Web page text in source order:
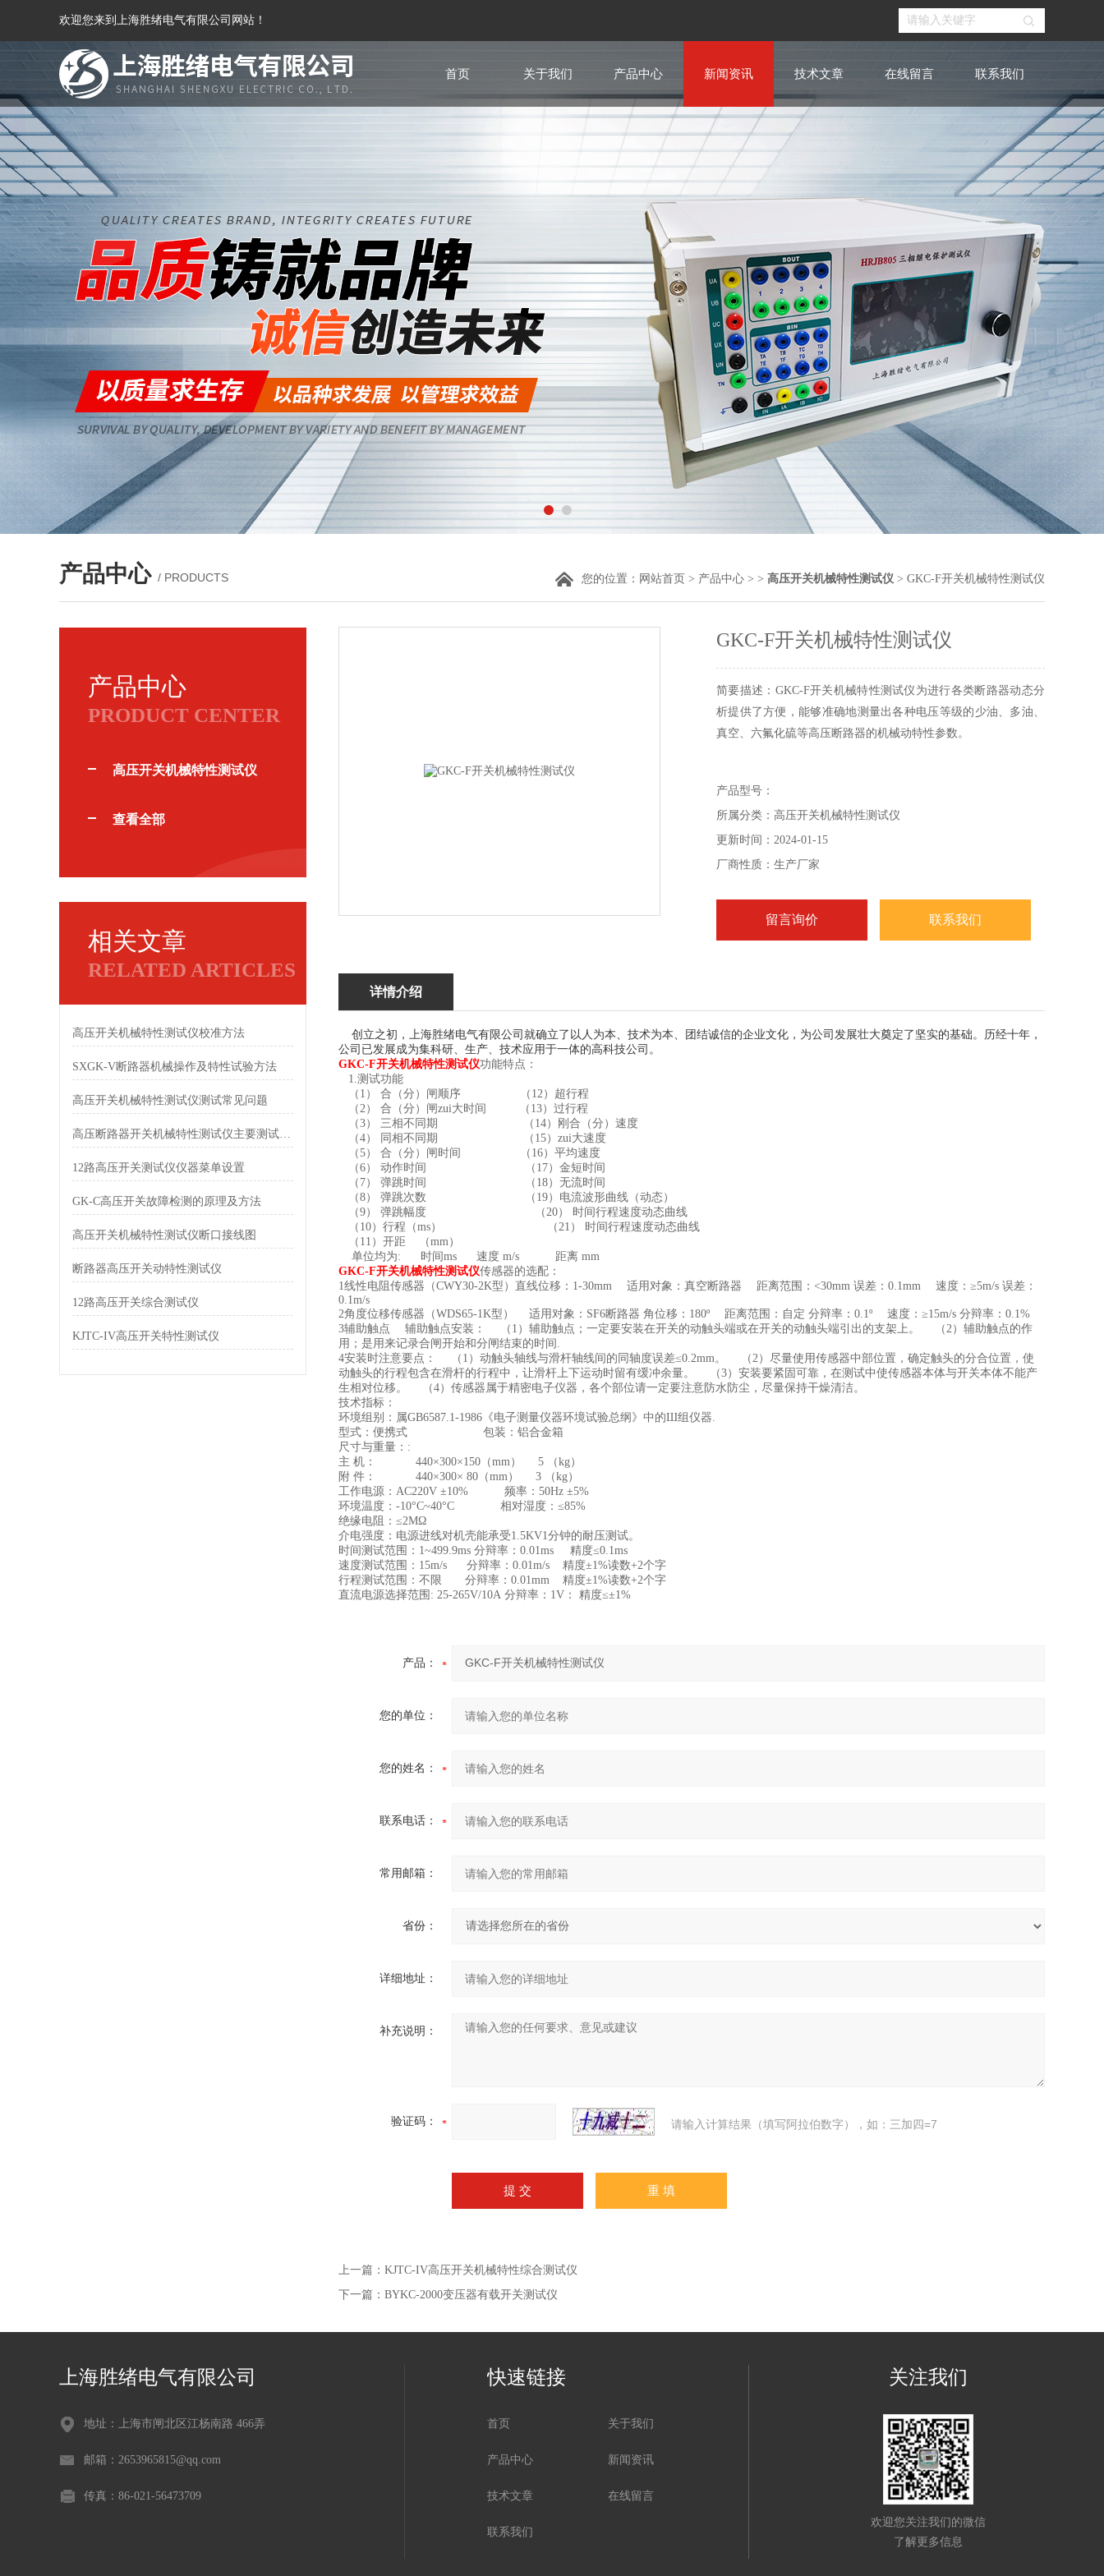
欢迎您来到上海胜绪电气有限公司网站！
首页 关于我们 产品中心 新闻资讯 技术文章 在线留言 联系我们
产品中心 / PRODUCTS 您的位置： 网站首页 > 产品中心 > > 高压开关机械特性测试仪 > GKC-F开关机械特性测试仪
产品中心
PRODUCT CENTER
高压开关机械特性测试仪
查看全部
相关文章
RELATED ARTICLES
高压开关机械特性测试仪校准方法
SXGK-V断路器机械操作及特性试验方法
高压开关机械特性测试仪测试常见问题
高压断路器开关机械特性测试仪主要测试项目及功能
12路高压开关测试仪仪器菜单设置
GK-C高压开关故障检测的原理及方法
高压开关机械特性测试仪断口接线图
断路器高压开关动特性测试仪
12路高压开关综合测试仪
KJTC-IV高压开关特性测试仪
GKC-F开关机械特性测试仪
简要描述：GKC-F开关机械特性测试仪为进行各类断路器动态分
析提供了方便，能够准确地测量出各种电压等级的少油、多油、
真空、六氟化硫等高压断路器的机械动特性参数。
产品型号：
所属分类：高压开关机械特性测试仪
更新时间：2024-01-15
厂商性质：生产厂家
留言询价 联系我们
详情介绍
创立之初， 上海胜绪电气有限公司就确立了以人为本、技术为本、团结诚信的企业文化，为公司发展壮大奠定了坚实的基础。历经十年，
公司已发展成为集科研、生产、技术应用于一体的高科技公司。
GKC-F开关机械特性测试仪功能特点：
1.测试功能
（1） 合（分）闸顺序 （12）超行程
（2） 合（分）闸zui大时间 （13）过行程
（3） 三相不同期 （14）刚合（分）速度
（4） 同相不同期 （15）zui大速度
（5） 合（分）闸时间 （16）平均速度
（6） 动作时间 （17）金短时间
（7） 弹跳时间 （18）无流时间
（8） 弹跳次数 （19）电流波形曲线（动态）
（9） 弹跳幅度 （20） 时间行程速度动态曲线
（10）行程（ms） （21） 时间行程速度动态曲线
（11）开距 （mm）
单位均为: 时间ms 速度 m/s 距离 mm
GKC-F开关机械特性测试仪传感器的选配：
1线性电阻传感器（CWY30-2K型）直线位移：1-30mm 适用对象：真空断路器 距离范围：<30mm 误差：0.1mm 速度：≥5m/s 误差：
0.1m/s
2角度位移传感器（WDS65-1K型） 适用对象：SF6断路器 角位移：180º 距离范围：自定 分辩率：0.1º 速度：≥15m/s 分辩率：0.1%
3辅助触点 辅助触点安装： （1）辅助触点；一定要安装在开关的动触头端或在开关的动触头端引出的支架上。 （2）辅助触点的作
用；是用来记录合闸开始和分闸结束的时间.
4安装时注意要点： （1）动触头轴线与滑杆轴线间的同轴度误差≤0.2mm。 （2）尽量使用传感器中部位置，确定触头的分合位置，使
动触头的行程包含在滑杆的行程中，让滑杆上下运动时留有缓冲余量。 （3）安装要紧固可靠，在测试中使传感器本体与开关本体不能产
生相对位移。 （4）传感器属于精密电子仪器，各个部位请一定要注意防水防尘，尽量保持干燥清洁。
技术指标：
环境组别：属GB6587.1-1986《电子测量仪器环境试验总纲》中的Ш组仪器.
型式：便携式 包装：铝合金箱
尺寸与重量：:
主 机： 440×300×150（mm） 5 （kg）
附 件： 440×300× 80（mm） 3 （kg）
工作电源：AC220V ±10% 频率：50Hz ±5%
环境温度：-10°C~40°C 相对湿度：≤85%
绝缘电阻：≤2MΩ
介电强度：电源进线对机壳能承受1.5KV1分钟的耐压测试。
时间测试范围：1~499.9ms 分辩率：0.01ms 精度≤0.1ms
速度测试范围：15m/s 分辩率：0.01m/s 精度±1%读数+2个字
行程测试范围：不限 分辩率：0.01mm 精度±1%读数+2个字
直流电源选择范围: 25-265V/10A 分辩率：1V： 精度≤±1%
产品：
您的单位：
您的姓名：
联系电话：
常用邮箱：
省份：
详细地址：
补充说明：
验证码： 请输入计算结果（填写阿拉伯数字），如：三加四=7
上一篇： KJTC-IV高压开关机械特性综合测试仪
下一篇： BYKC-2000变压器有载开关测试仪
上海胜绪电气有限公司
地址：上海市闸北区江杨南路 466弄
邮箱：2653965815@qq.com
传真：86-021-56473709
快速链接
首页 关于我们
产品中心 新闻资讯
技术文章 在线留言
联系我们
关注我们
欢迎您关注我们的微信
了解更多信息